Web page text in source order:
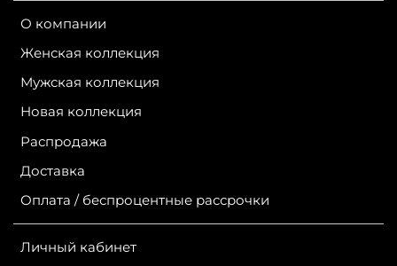
О компании
Женская коллекция
Мужская коллекция
Новая коллекция
Распродажа
Доставка
Оплата / беспроцентные рассрочки
Личный кабинет